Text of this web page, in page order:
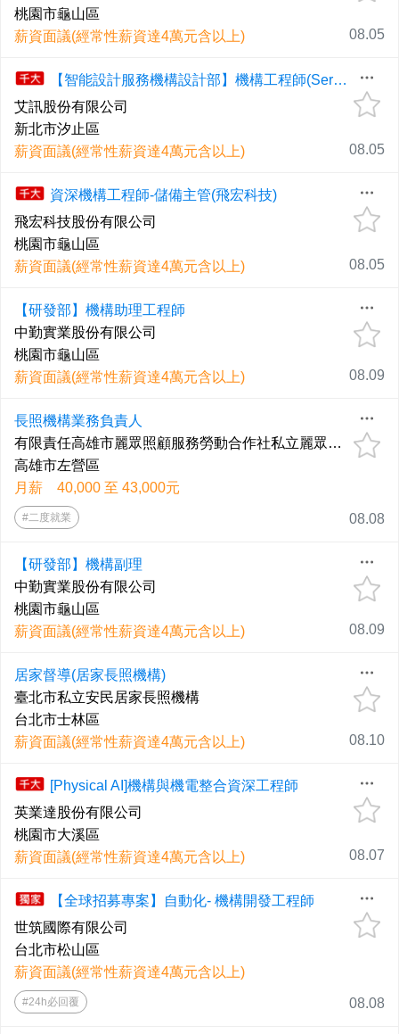
桃園市龜山區
薪資面議(經常性薪資達4萬元含以上)
08.05
【智能設計服務機構設計部】機構工程師(Server)
艾訊股份有限公司
新北市汐止區
薪資面議(經常性薪資達4萬元含以上)
08.05
資深機構工程師-儲備主管(飛宏科技)
飛宏科技股份有限公司
桃園市龜山區
薪資面議(經常性薪資達4萬元含以上)
08.05
【研發部】機構助理工程師
中勤實業股份有限公司
桃園市龜山區
薪資面議(經常性薪資達4萬元含以上)
08.09
⻑照機構業務負責⼈
有限責任高雄市麗眾照顧服務勞動合作社私立麗眾居家長照機構
高雄市左營區
月薪 40,000 至 43,000元
#二度就業 08.08
【研發部】機構副理
中勤實業股份有限公司
桃園市龜山區
薪資面議(經常性薪資達4萬元含以上)
08.09
居家督導(居家長照機構)
臺北市私立安民居家長照機構
台北市士林區
薪資面議(經常性薪資達4萬元含以上)
08.10
[Physical AI]機構與機電整合資深工程師
英業達股份有限公司
桃園市大溪區
薪資面議(經常性薪資達4萬元含以上)
08.07
【全球招募專案】自動化- 機構開發工程師
世筑國際有限公司
台北市松山區
薪資面議(經常性薪資達4萬元含以上)
#24h必回覆 08.08